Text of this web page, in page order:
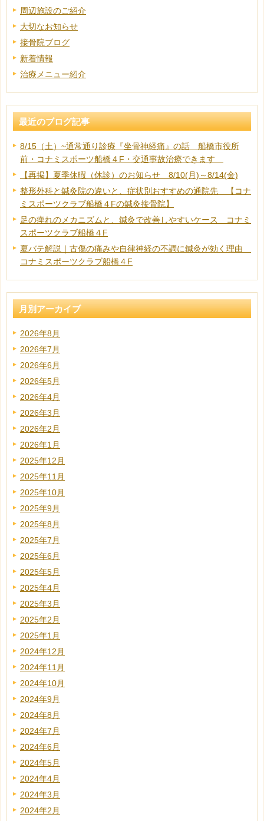
周辺施設のご紹介
大切なお知らせ
接骨院ブログ
新着情報
治療メニュー紹介
最近のブログ記事
8/15（土）~通常通り診療『坐骨神経痛』の話 船橋市役所
前・コナミスポーツ船橋４F・交通事故治療できます
【再掲】夏季休暇（休診）のお知らせ 8/10(月)～8/14(金)
整形外科と鍼灸院の違いと、症状別おすすめの通院先 【コナ
ミスポーツクラブ船橋４Fの鍼灸接骨院】
足の痺れのメカニズムと、鍼灸で改善しやすいケース コナミ
スポーツクラブ船橋４F
夏バテ解説｜古傷の痛みや自律神経の不調に鍼灸が効く理由
コナミスポーツクラブ船橋４F
月別アーカイブ
2026年8月
2026年7月
2026年6月
2026年5月
2026年4月
2026年3月
2026年2月
2026年1月
2025年12月
2025年11月
2025年10月
2025年9月
2025年8月
2025年7月
2025年6月
2025年5月
2025年4月
2025年3月
2025年2月
2025年1月
2024年12月
2024年11月
2024年10月
2024年9月
2024年8月
2024年7月
2024年6月
2024年5月
2024年4月
2024年3月
2024年2月